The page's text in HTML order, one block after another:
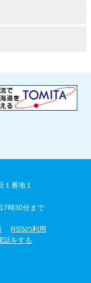
番地１
時30分まで
RSSの利用
話をする